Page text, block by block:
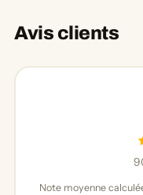
Avis clients
Note moyenne